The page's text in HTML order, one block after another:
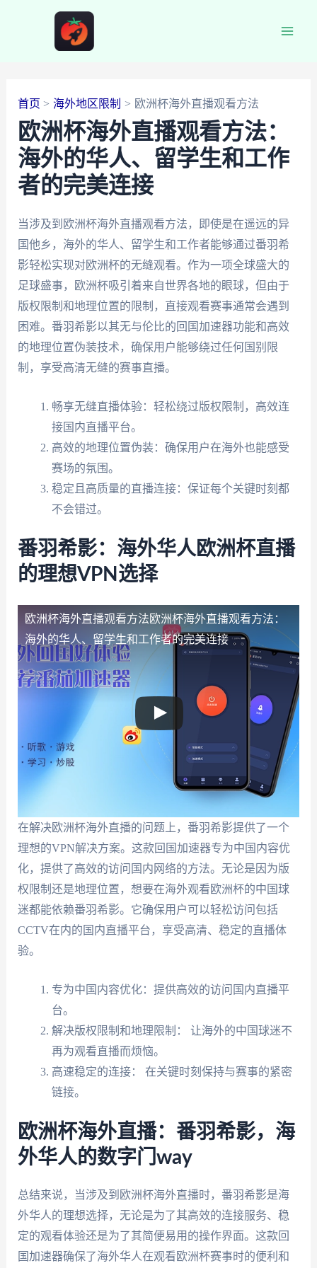
首页 海外地区限制 欧洲杯海外直播观看方法
欧洲杯海外直播观看方法：
海外的华人、留学生和工作
者的完美连接
当涉及到欧洲杯海外直播观看方法，即使是在遥远的异
国他乡，海外的华人、留学生和工作者能够通过番羽希
影轻松实现对欧洲杯的无缝观看。作为一项全球盛大的
足球盛事，欧洲杯吸引着来自世界各地的眼球，但由于
版权限制和地理位置的限制，直接观看赛事通常会遇到
困难。番羽希影以其无与伦比的回国加速器功能和高效
的地理位置伪装技术，确保用户能够绕过任何国别限
制，享受高清无缝的赛事直播。
畅享无缝直播体验：轻松绕过版权限制，高效连
接国内直播平台。
高效的地理位置伪装：确保用户在海外也能感受
赛场的氛围。
稳定且高质量的直播连接：保证每个关键时刻都
不会错过。
番羽希影：海外华人欧洲杯直播
的理想VPN选择
欧洲杯海外直播观看方法欧洲杯海外直播观看方法：
海外的华人、留学生和工作者的完美连接
在解决欧洲杯海外直播的问题上，番羽希影提供了一个
理想的VPN解决方案。这款回国加速器专为中国内容优
化，提供了高效的访问国内网络的方法。无论是因为版
权限制还是地理位置，想要在海外观看欧洲杯的中国球
迷都能依赖番羽希影。它确保用户可以轻松访问包括
CCTV在内的国内直播平台，享受高清、稳定的直播体
验。
专为中国内容优化：提供高效的访问国内直播平
台。
解决版权限制和地理限制： 让海外的中国球迷不
再为观看直播而烦恼。
高速稳定的连接： 在关键时刻保持与赛事的紧密
链接。
欧洲杯海外直播：番羽希影，海
外华人的数字门way
总结来说，当涉及到欧洲杯海外直播时，番羽希影是海
外华人的理想选择，无论是为了其高效的连接服务、稳
定的观看体验还是为了其简便易用的操作界面。这款回
国加速器确保了海外华人在观看欧洲杯赛事时的便利和